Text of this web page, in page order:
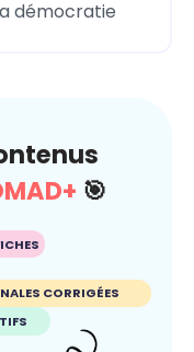
démocratie
🎯
CORRIGÉES